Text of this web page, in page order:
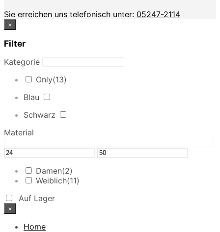
Sie erreichen uns telefonisch unter: 05247-2114
×
Filter
Kategorie
Only(13)
Blau
Schwarz
Material
Damen(2)
Weiblich(11)
Auf Lager
×
Home